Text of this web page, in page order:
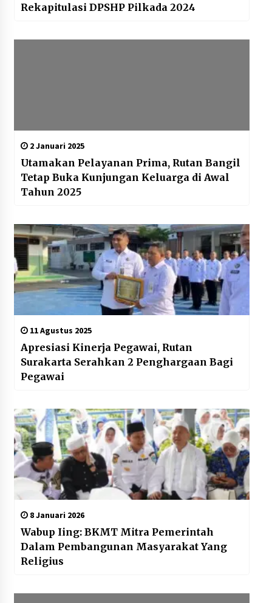
Rekapitulasi DPSHP Pilkada 2024
2 Januari 2025
Utamakan Pelayanan Prima, Rutan Bangil
Tetap Buka Kunjungan Keluarga di Awal
Tahun 2025
11 Agustus 2025
Apresiasi Kinerja Pegawai, Rutan
Surakarta Serahkan 2 Penghargaan Bagi
Pegawai
8 Januari 2026
Wabup Iing: BKMT Mitra Pemerintah
Dalam Pembangunan Masyarakat Yang
Religius